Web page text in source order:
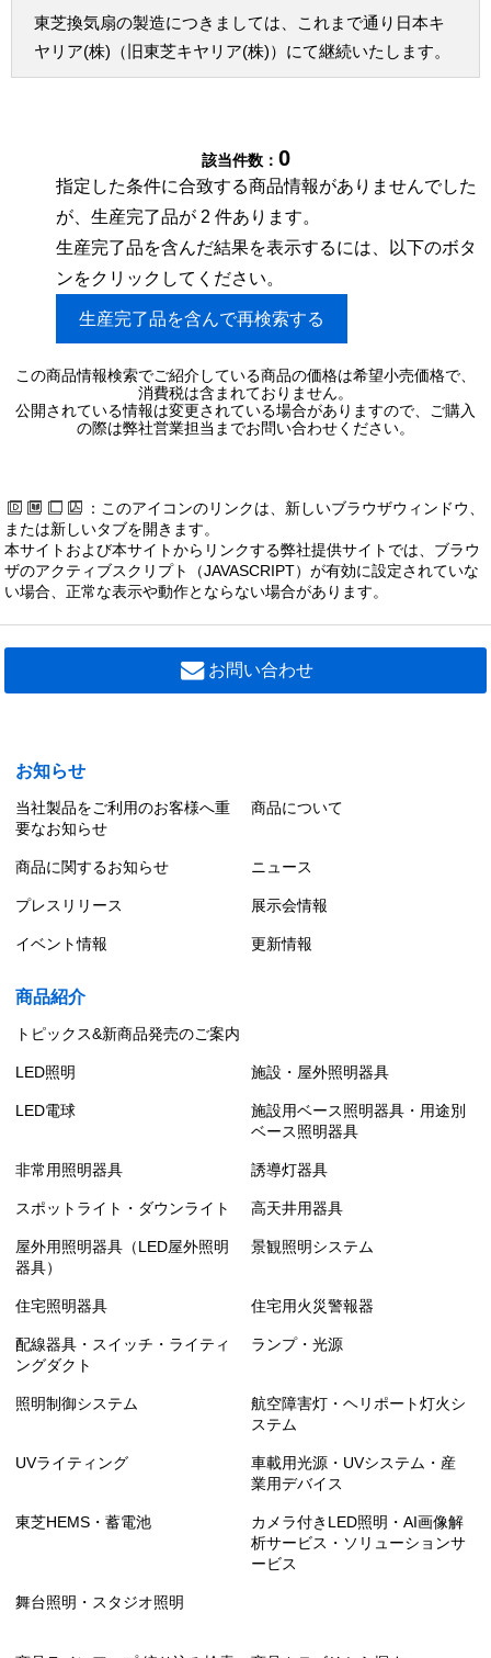
東芝換気扇の製造につきましては、これまで通り日本キ
ヤリア(株)（旧東芝キヤリア(株)）にて継続いたします。
該当件数： 0
指定した条件に合致する商品情報がありませんでした
が、生産完了品が 2 件あります。
生産完了品を含んだ結果を表示するには、以下のボタ
ンをクリックしてください。
生産完了品を含んで再検索する
この商品情報検索でご紹介している商品の価格は希望小売価格で、
消費税は含まれておりません。
公開されている情報は変更されている場合がありますので、ご購入
の際は弊社営業担当までお問い合わせください。
：このアイコンのリンクは、新しいブラウザウィンドウ、
または新しいタブを開きます。
本サイトおよび本サイトからリンクする弊社提供サイトでは、ブラウ
ザのアクティブスクリプト（JAVASCRIPT）が有効に設定されていな
い場合、正常な表示や動作とならない場合があります。
お問い合わせ
お知らせ
当社製品をご利用のお客様へ重
要なお知らせ
商品について
商品に関するお知らせ ニュース
プレスリリース 展示会情報
イベント情報 更新情報
商品紹介
トピックス&新商品発売のご案内
LED照明 施設・屋外照明器具
LED電球
施設用ベース照明器具・用途別
ベース照明器具
非常用照明器具 誘導灯器具
スポットライト・ダウンライト 高天井用器具
屋外用照明器具（LED屋外照明
器具）
景観照明システム
住宅照明器具 住宅用火災警報器
配線器具・スイッチ・ライティ
ングダクト
ランプ・光源
照明制御システム
航空障害灯・ヘリポート灯火シ
ステム
UVライティング
車載用光源・UVシステム・産
業用デバイス
東芝HEMS・蓄電池
カメラ付きLED照明・AI画像解
析サービス・ソリューションサ
ービス
舞台照明・スタジオ照明